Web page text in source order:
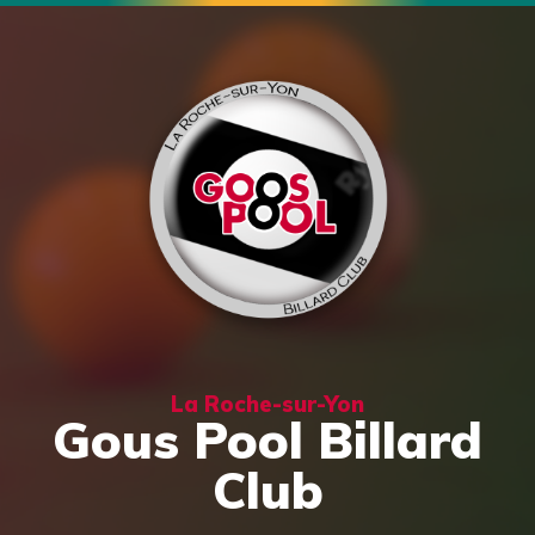
La Roche-sur-Yon
Gous Pool Billard
Club